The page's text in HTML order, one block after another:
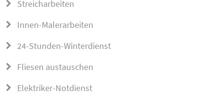
Streicharbeiten
Innen-Malerarbeiten
24-Stunden-Winterdienst
Fliesen austauschen
Elektriker-Notdienst